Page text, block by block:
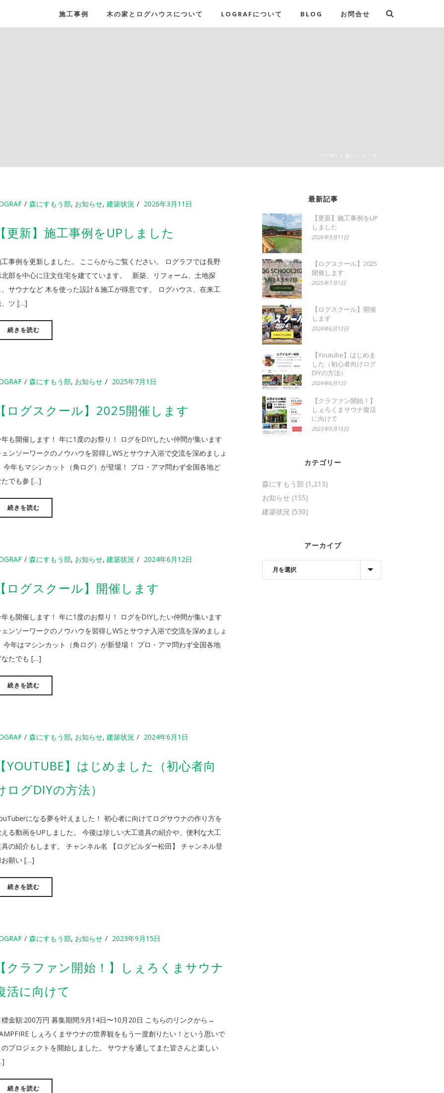
施工事例 木の家とログハウスについて LOGRAFについて BLOG お問合せ
/
森にすもう部, お知らせ,建築状況 2026年3月11日
更新】施工事例をUPしました
工事例を更新しました。 ここらからご覧ください。 ログラフでは長野
北部を中心に注文住宅を建てています。 新築、リフォーム、土地探
、サウナなど 木を使った設計＆施工が得意です。 ログハウス、在来工
、ツ […]
続きを読む
森にすもう部, お知らせ 2025年7月1日
ログスクール】2025開催します
年も開催します！ 年に1度のお祭り！ ログをDIYしたい仲間が集います
ンソーワークのノウハウを習得しWSとサウナ入浴で交流を深めましょ
今年もマシンカット（角ログ）が登場！ プロ・アマ問わず全国各地ど
たでも参 […]
続きを読む
森にすもう部, お知らせ,建築状況 2024年6月12日
ログスクール】開催します
年も開催します！ 年に1度のお祭り！ ログをDIYしたい仲間が集います
ンソーワークのノウハウを習得しWSとサウナ入浴で交流を深めましょ
今年はマシンカット（角ログ）が新登場！ プロ・アマ問わず全国各地
なたでも […]
続きを読む
森にすもう部, お知らせ,建築状況 2024年6月1日
YOUTUBE】はじめました（初心者向
ログDIYの方法）
になる夢を叶えました！ 初心者に向けてログサウナの作り方を
える動画をUPしました。 今後は珍しい大工道具の紹介や、便利な大工
具の紹介もします。 チャンネル名 【ログビルダー松田】 チャンネル登
お願い […]
続きを読む
森にすもう部, お知らせ 2023年9月15日
クラファン開始！】しぇろくまサウナ
活に向けて
標金額:200万円 募集期間:9月14日〜10月20日 こちらのリンクから→
しぇろくまサウナの世界観をもう一度創りたい！という思いで
のプロジェクトを開始しました。 サウナを通してまた皆さんと楽しい
続きを読む
最新記事
【更新】施工事例をUP
しました
2026年3月11日
【ログスクール】2025
開催します
2025年7月1日
【ログスクール】開催
します
2024年6月12日
【Youtube】はじめま
した（初心者向けログ
DIYの方法）
2024年6月1日
【クラファン開始！】
しぇろくまサウナ復活
に向けて
2023年9月15日
カテゴリー
森にすもう部 (1,213)
お知らせ (155)
建築状況 (530)
アーカイブ